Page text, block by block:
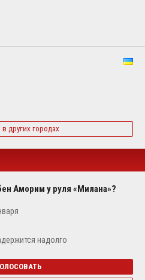
других городах
Аморим у руля «Милана»?
надолго